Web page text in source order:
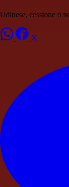
Udinese, cessione o